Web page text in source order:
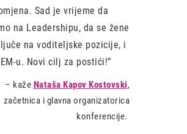
Sad je vrijeme da
na Leadershipu, da se žene
na voditeljske pozicije, i
u. Novi cilj za postići!”
– kaže Nataša Kapov Kostovski,
začetnica i glavna organizatorica
konferencije.